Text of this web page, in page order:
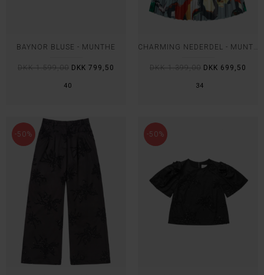
40
BAYNOR BLUSE - MUNTHE
DKK 1.599,00 DKK 799,50
34
CHARMING NEDERDEL - MUNTHE
DKK 1.399,00 DKK 699,50
-50% -50%